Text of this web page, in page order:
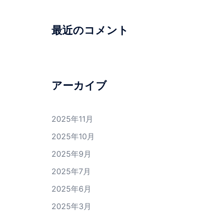
最近のコメント
アーカイブ
2025年11月
2025年10月
2025年9月
2025年7月
2025年6月
2025年3月